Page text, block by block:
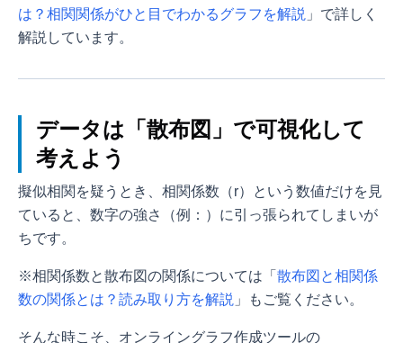
は？相関関係がひと目でわかるグラフを解説 」で詳しく
解説しています。
データは「散布図」で可視化して
考えよう
擬似相関を疑うとき、相関係数（r）という数値だけを見
ていると、数字の強さ（例： ）に引っ張られてしまいが
ちです。
※相関係数と散布図の関係については「 散布図と相関係
数の関係とは？読み取り方を解説 」もご覧ください。
そんな時こそ、オンライングラフ作成ツールの